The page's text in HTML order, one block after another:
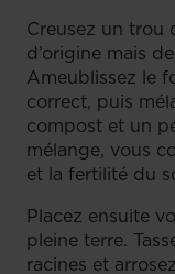
Creusez un trou
d’origine mais
Ameublissez le
correct, puis
compost et un
mélange, vous
et la fertilité du
Placez ensuite
pleine terre.
racines et